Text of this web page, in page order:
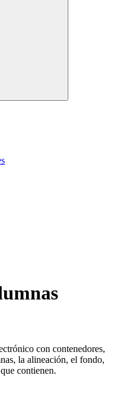
con contenedores,
la alineación, el fondo,
contienen.